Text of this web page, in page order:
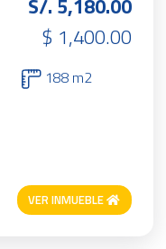
S/. 5,180.00
$ 1,400.00
188 m2
VER INMUEBLE